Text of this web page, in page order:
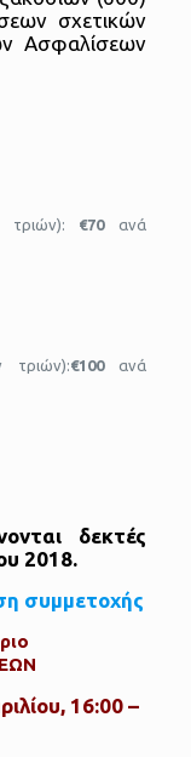
σχετικών
Ασφαλίσεων
τριών): €70ανά
τριών):€100ανά
δεκτές
2018.
συμμετοχής
16:00 –